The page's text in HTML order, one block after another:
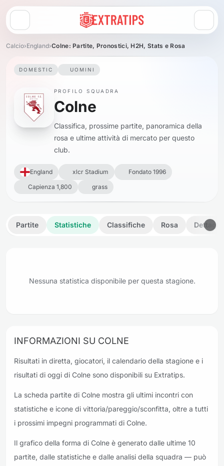
Apri menu
Calcio›England›Colne: Partite, Pronostici, H2H, Stats e Rosa
DOMESTIC UOMINI
PROFILO SQUADRA
Colne
Classifica, prossime partite, panoramica della
rosa e ultime attività di mercato per questo
club.
England xlcr Stadium
Fondato 1996
Capienza 1,800
grass
Partite Statistiche Classifiche Rosa Dettagli
Nessuna statistica disponibile per questa stagione.
INFORMAZIONI SU COLNE
Risultati in diretta, giocatori, il calendario della stagione e i
risultati di oggi di Colne sono disponibili su Extratips.
La scheda partite di Colne mostra gli ultimi incontri con
statistiche e icone di vittoria/pareggio/sconfitta, oltre a tutti
i prossimi impegni programmati di Colne.
Il grafico della forma di Colne è generato dalle ultime 10
partite, dalle statistiche e dalle analisi della squadra — può